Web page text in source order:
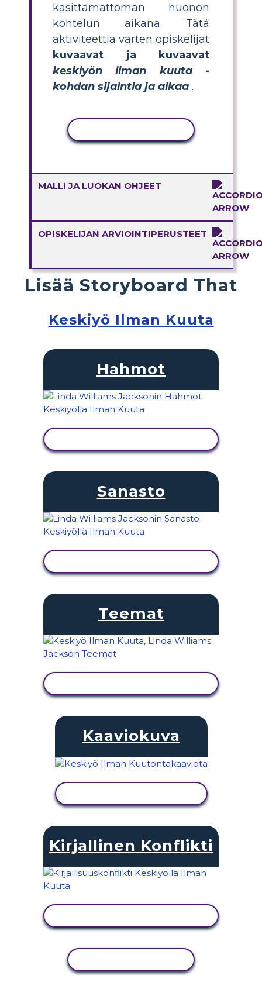
käsittämättömän huonon
kohtelun aikana. Tätä
aktiviteettia varten opiskelijat
kuvaavat ja kuvaavat
keskiyön ilman kuuta -
kohdan sijaintia ja aikaa .
MALLI JA LUOKAN OHJEET
OPISKELIJAN ARVIOINTIPERUSTEET
Lisää Storyboard That
Keskiyö Ilman Kuuta
Hahmot
Sanasto
Teemat
Kaaviokuva
Kirjallinen Konflikti